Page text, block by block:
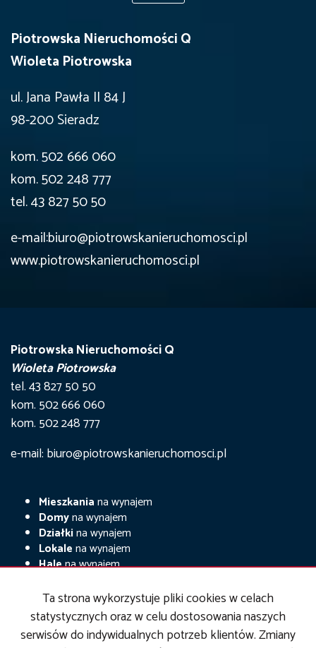
Piotrowska Nieruchomości Q
Wioleta Piotrowska
ul. Jana Pawła II 84 J
98-200 Sieradz
kom. 502 666 060
kom. 502 248 777
tel. 43 827 50 50
e-mail:biuro@piotrowskanieruchomosci.pl
www.piotrowskanieruchomosci.pl
Piotrowska Nieruchomości Q
Wioleta Piotrowska
tel. 43 827 50 50
kom. 502 666 060
kom. 502 248 777
e-mail: biuro@piotrowskanieruchomosci.pl
Mieszkaniana wynajem
Domyna wynajem
Działkina wynajem
Lokalena wynajem
Halena wynajem
Mieszkaniana sprzedaż
Domyna sprzedaż
Działkina sprzedaż
Ta strona wykorzystuje pliki cookies w celach
statystycznych oraz w celu dostosowania naszych
serwisów do indywidualnych potrzeb klientów. Zmiany